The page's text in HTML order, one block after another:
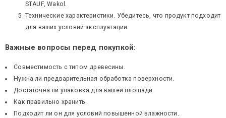
STAUF, Wakol.
Технические характеристики. Убедитесь, что продукт подходит
для ваших условий эксплуатации.
Важные вопросы перед покупкой:
Совместимость с типом древесины.
Нужна ли предварительная обработка поверхности.
Достаточна ли упаковка для вашей площади.
Как правильно хранить.
Подходит ли он для условий повышенной влажности.